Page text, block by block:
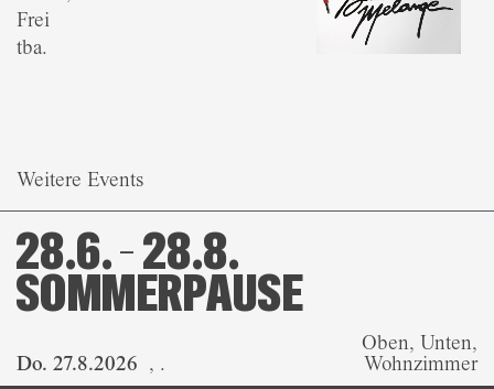
Frei
tba.
Weitere Events
Do. 27.8.2026 , .
28.6. – 28.8.
SOMMERPAUSE
Oben, Unten,
Wohnzimmer